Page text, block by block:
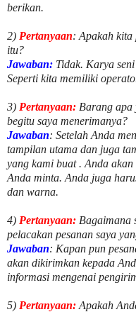
berikan.
2) Pertanyaan: Apakah kita
itu?
Jawaban: Tidak. Karya
Seperti kita memiliki
3) Pertanyaan: Barang apa
begitu saya menerimanya?
Jawaban: Setelah Anda
tampilan utama dan juga
yang kami buat . Anda
Anda minta. Anda juga
dan warna.
4) Pertanyaan: Bagaimana
pelacakan pesanan saya
Jawaban: Kapan pun
akan dikirimkan kepada
informasi mengenai
5) Pertanyaan: Apakah